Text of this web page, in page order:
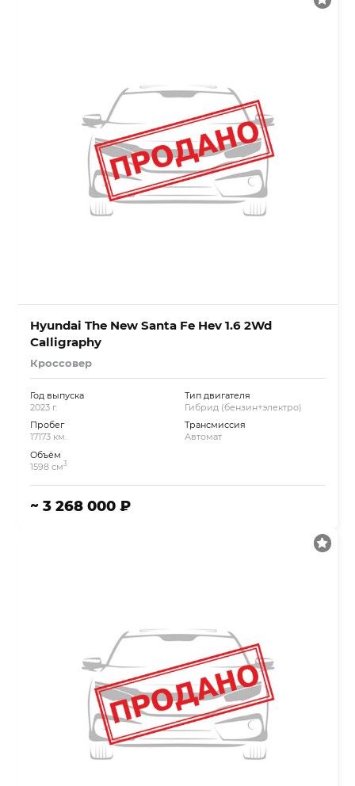
Hyundai The New Santa Fe Hev 1.6 2Wd
Calligraphy
Кроссовер
Год выпуска
2023 г.
Пробег
17173 км.
Объём
1598 см3
Тип двигателя
Гибрид (бензин+электро)
Трансмиссия
Автомат
~ 3 268 000 ₽